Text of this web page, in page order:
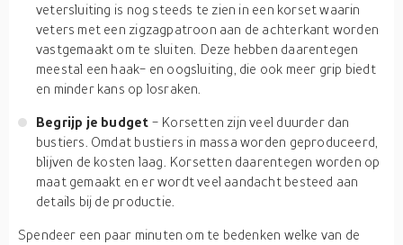
vetersluiting is nog steeds te zien in een korset waarin
veters met een zigzagpatroon aan de achterkant worden
vastgemaakt om te sluiten. Deze hebben daarentegen
meestal een haak- en oogsluiting, die ook meer grip biedt
en minder kans op losraken.
Begrijp je budget - Korsetten zijn veel duurder dan
bustiers. Omdat bustiers in massa worden geproduceerd,
blijven de kosten laag. Korsetten daarentegen worden op
maat gemaakt en er wordt veel aandacht besteed aan
details bij de productie.
Spendeer een paar minuten om te bedenken welke van de